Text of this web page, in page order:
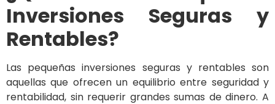
Inversiones Seguras y
Rentables?
Las pequeñas inversiones seguras y rentables son
aquellas que ofrecen un equilibrio entre seguridad y
rentabilidad, sin requerir grandes sumas de dinero. A